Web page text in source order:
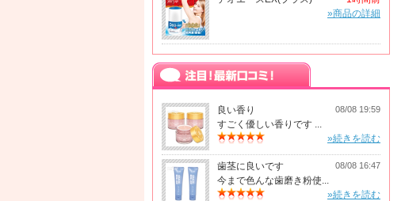
»商品の詳細
良い香り 08/08 19:59
すごく優しい香りです ...
»続きを読む
歯茎に良いです 08/08 16:47
今まで色んな歯磨き粉使...
»続きを読む